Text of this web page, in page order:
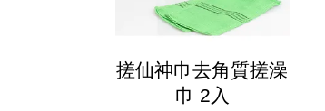
搓仙神巾去角質搓澡
巾 2入